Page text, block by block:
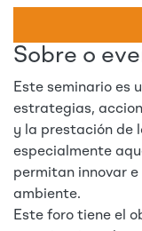
Sobre o
Este seminario es
estrategias,
y la prestación de
especialmente
permitan innovar
ambiente.
Este foro tiene el